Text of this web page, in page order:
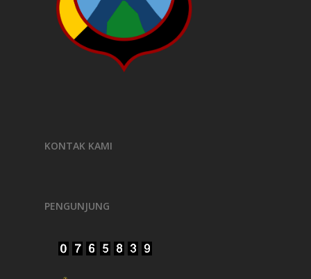
KONTAK KAMI
PENGUNJUNG